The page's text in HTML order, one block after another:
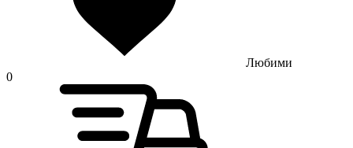
Любими
0